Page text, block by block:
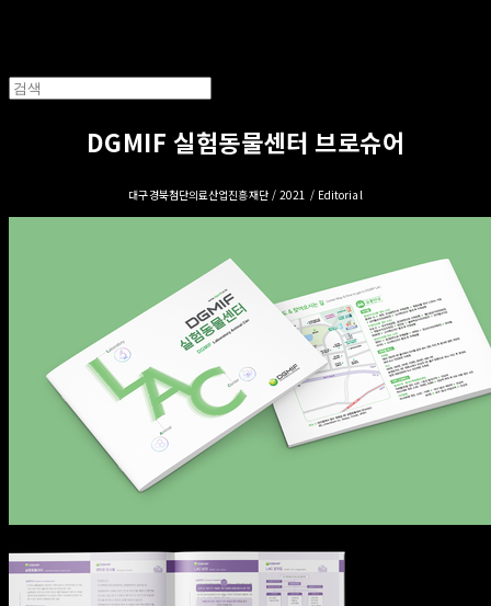
DGMIF 실험동물센터 브로슈어
대구경북첨단의료산업진흥재단 / 2021 / Editorial